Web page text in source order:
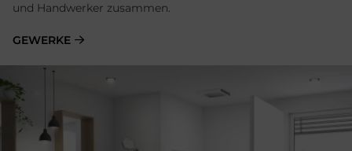
und Handwerker zusammen.
GEWERKE